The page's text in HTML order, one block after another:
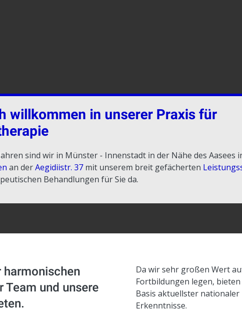
willkommen in unserer Praxis für
sind wir in Münster - Innenstadt in der Nähe des Aasees
an derAegidiistr. 37mit unserem breit gefächerten
Behandlungen für Sie da.
harmonischen
Team und unsere
Da wir sehr großen Wert
Fortbildungen legen,
Basis aktuellster
Erkenntnisse.